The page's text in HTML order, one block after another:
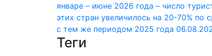
январе – июне 2026 года – число
этих стран увеличилось на 20-70% по
с тем же периодом 2025 года
Теги